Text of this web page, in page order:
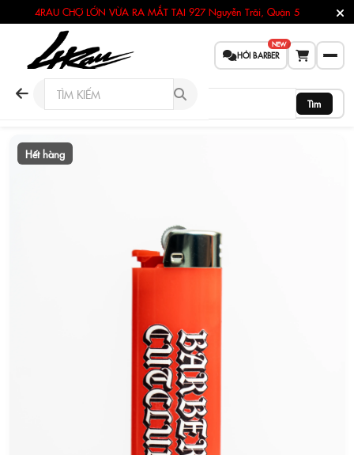
4RAU CHỢ LỚN VỪA RA MẮT TẠI 927 Nguyễn Trãi, Quận 5
HỎI BARBER
NEW
Tìm
Hết hàng